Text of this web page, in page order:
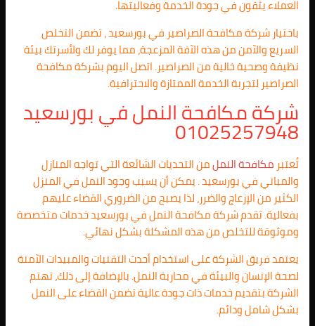
العملاء يثقون في جودة الخدمة وفعاليتها.
باختيار شركة مكافحة الصراصير في بورسعيد ، تضمن التخلص
السريع والآمن من هذه الآفة المزعجة، مما يوفر لك ولأسرتك بيئة
نظيفة وصحية خالية من الصراصير. اتصل اليوم بشركة مكافحة
الصراصير لتجربة الخدمة الممتازة والاحترافية.
شركة مكافحة النمل في بورسعيد
01025257948
تُعتبر مكافحة النملمن التحديات الشائعة التي تواجه المنازل
والمباني في بورسعيد . يمكن أن يسبب وجود النمل في المنزل
الكثير من الإزعاج والضرر، لذا يصبح من الضروري القضاء عليهم
بفعالية. تقدم شركة مكافحة النمل في بورسعيد خدمات متخصصة
وموثوقة للتخلص من هذه المشكلة بشكل نهائي.
يعتمد فريق الشركة على استخدام أحدث التقنيات والمبيدات الآمنة
لصحة الإنسان والبيئة في محاربة النمل. بالإضافة إلى ذلك، تهتم
الشركة بتقديم خدمات ذات جودة عالية تضمن القضاء على النمل
بشكل شامل ودائم.